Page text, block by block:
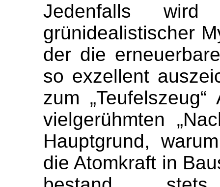
Jedenfalls
grünidealistischer
der die
so exzellent
zum
vielgerühmten
Hauptgrund,
die Atomkraft in